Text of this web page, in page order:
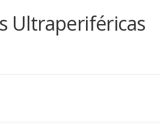
Ultraperiféricas